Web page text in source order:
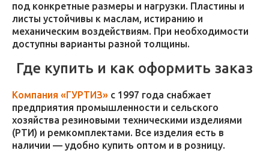
под конкретные размеры и нагрузки. Пластины и
листы устойчивы к маслам, истиранию и
механическим воздействиям. При необходимости
доступны варианты разной толщины.
Где купить и как оформить заказ
Компания «ГУРТИЗ» с 1997 года снабжает
предприятия промышленности и сельского
хозяйства резиновыми техническими изделиями
(РТИ) и ремкомплектами. Все изделия есть в
наличии — удобно купить оптом и в розницу.